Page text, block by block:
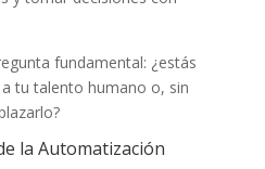
fundamental: ¿estás
tu talento humano o, sin
la Automatización